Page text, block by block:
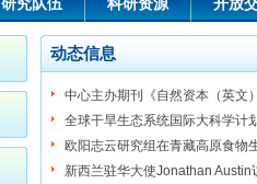
动态信息
中心主办期刊《自然资本（英文
全球干旱生态系统国际大科学计
欧阳志云研究组在青藏高原食物
新西兰驻华大使Jonathan Austin